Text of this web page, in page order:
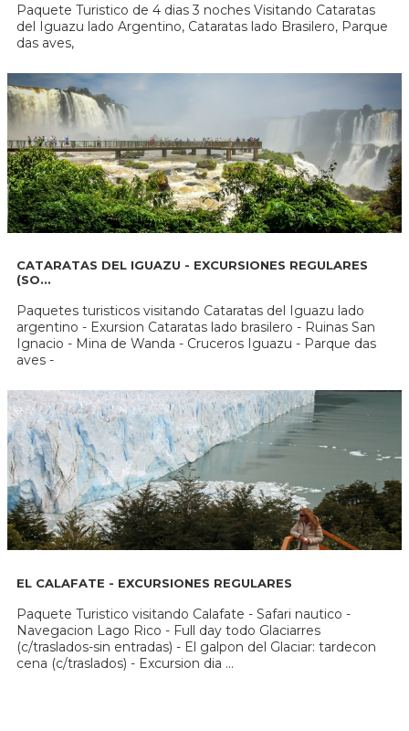
Paquete Turistico de 4 dias 3 noches Visitando Cataratas
del Iguazu lado Argentino, Cataratas lado Brasilero, Parque
das aves,
CATARATAS DEL IGUAZU - EXCURSIONES REGULARES
(SO...
Paquetes turisticos visitando Cataratas del Iguazu lado
argentino - Exursion Cataratas lado brasilero - Ruinas San
Ignacio - Mina de Wanda - Cruceros Iguazu - Parque das
aves -
EL CALAFATE - EXCURSIONES REGULARES
Paquete Turistico visitando Calafate - Safari nautico -
Navegacion Lago Rico - Full day todo Glaciarres
(c/traslados-sin entradas) - El galpon del Glaciar: tardecon
cena (c/traslados) - Excursion dia ...